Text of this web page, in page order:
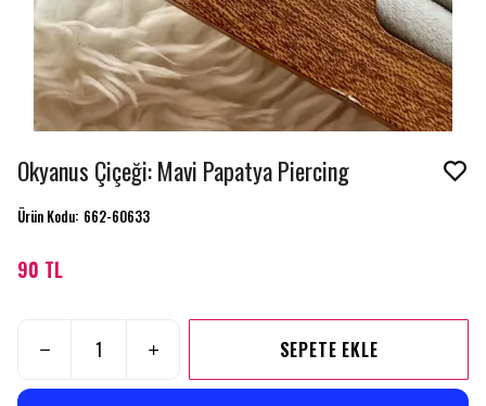
Okyanus Çiçeği: Mavi Papatya Piercing
Ürün Kodu: 662-60633
90 TL
SEPETE EKLE